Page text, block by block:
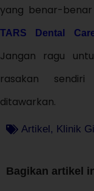
yang benar-
TARS Dental
Jangan ragu
rasakan
ditawarkan.
Artikel, Klinik
Bagikan artikel